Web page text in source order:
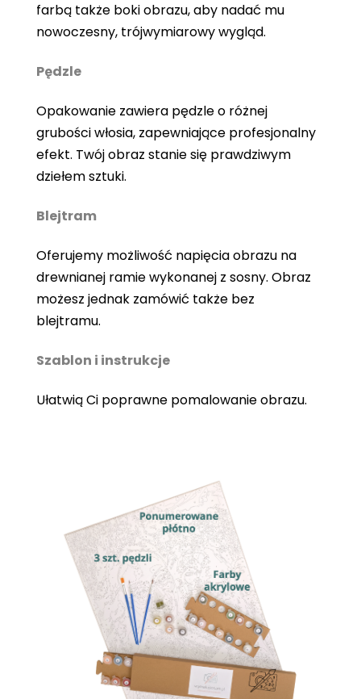
farbą także boki obrazu, aby nadać mu
nowoczesny, trójwymiarowy wygląd.
Pędzle
Opakowanie zawiera pędzle o różnej
grubości włosia, zapewniające profesjonalny
efekt. Twój obraz stanie się prawdziwym
dziełem sztuki.
Blejtram
Oferujemy możliwość napięcia obrazu na
drewnianej ramie wykonanej z sosny. Obraz
możesz jednak zamówić także bez
blejtramu.
Szablon i instrukcje
Ułatwią Ci poprawne pomalowanie obrazu.